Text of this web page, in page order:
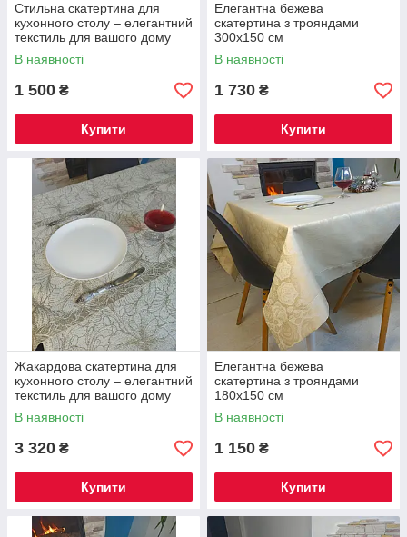
Стильна скатертина для
кухонного столу – елегантний
текстиль для вашого дому
240х144 см
В наявності
1 500 ₴
Купити
Елегантна бежева
скатертина з трояндами
300х150 см
В наявності
1 730 ₴
Купити
Жакардова скатертина для
кухонного столу – елегантний
текстиль для вашого дому
Скатертина 240х144 см +
доріжка 180х40см + 8
В наявності
3 320 ₴
Купити
Елегантна бежева
скатертина з трояндами
180х150 см
В наявності
1 150 ₴
Купити